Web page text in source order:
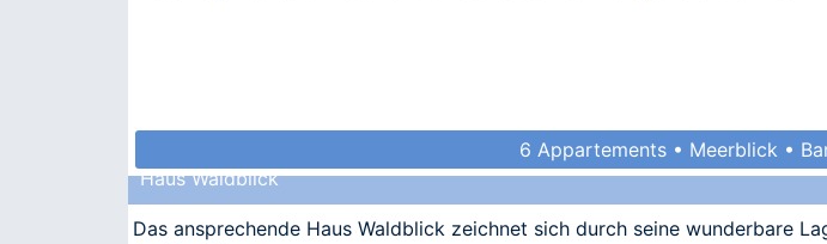
6 Appartements • Meerblick •
Haus Waldblick
Das ansprechende Haus Waldblick zeichnet sich durch seine wunderbare